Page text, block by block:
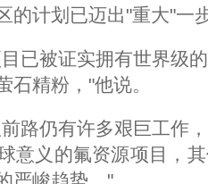
的计划已迈出"重大"一
已被证实拥有世界级
石精粉，"他说。
路仍有许多艰巨工作
意义的氟资源项目，